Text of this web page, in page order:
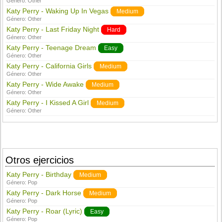
Katy Perry - Waking Up In Vegas Medium
Género:Other
Katy Perry - Last Friday Night Hard
Género:Other
Katy Perry - Teenage Dream Easy
Género:Other
Katy Perry - California Girls Medium
Género:Other
Katy Perry - Wide Awake Medium
Género:Other
Katy Perry - I Kissed A Girl Medium
Género:Other
Otros ejercicios
Katy Perry - Birthday Medium
Género: Pop
Katy Perry - Dark Horse Medium
Género: Pop
Katy Perry - Roar (Lyric) Easy
Género: Pop